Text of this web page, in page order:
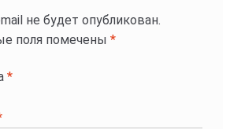
не будет опубликован.
поля помечены *
*